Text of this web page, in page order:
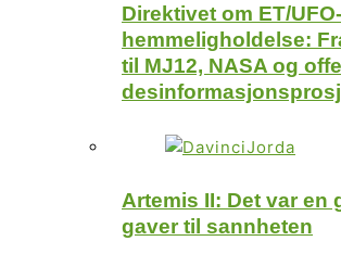
Direktivet om ET/UFO-
hemmeligholdelse:
til MJ12, NASA og
Artemis II: Det var en
gaver til sannheten